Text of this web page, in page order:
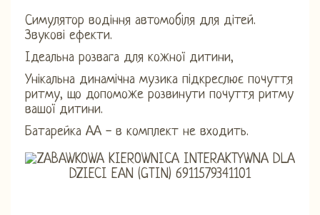
Симулятор водіння автомобіля для дітей.
Звукові ефекти.
Ідеальна розвага для кожної дитини,
Унікальна динамічна музика підкреслює почуття
ритму, що допоможе розвинути почуття ритму
вашої дитини.
Батарейка АА - в комплект не входить.